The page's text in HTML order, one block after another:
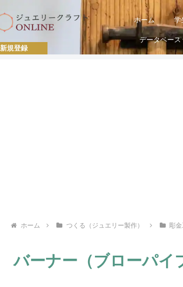
ホーム 学
データベース
ホーム つくる（ジュエリー製作） 彫
バーナー（ブローパイ
新規登録